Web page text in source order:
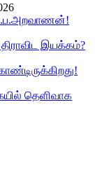
க.ப.அறவாணன்!
இயக்கம்?
தெளிவாக